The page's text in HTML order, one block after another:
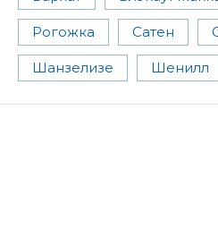
Рогожка Сатен
Шанзелизе Шенилл